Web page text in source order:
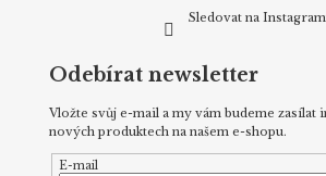
Sledovat na
Odebírat newsletter
Vložte svůj e-mail a my vám budeme zasílat
nových produktech na našem e-shopu.
E-mail